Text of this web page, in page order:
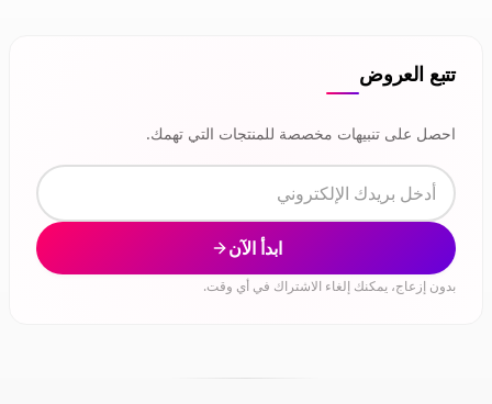
تتبع العروض
احصل على تنبيهات مخصصة للمنتجات التي تهمك.
ابدأ الآن
بدون إزعاج، يمكنك إلغاء الاشتراك في أي وقت.